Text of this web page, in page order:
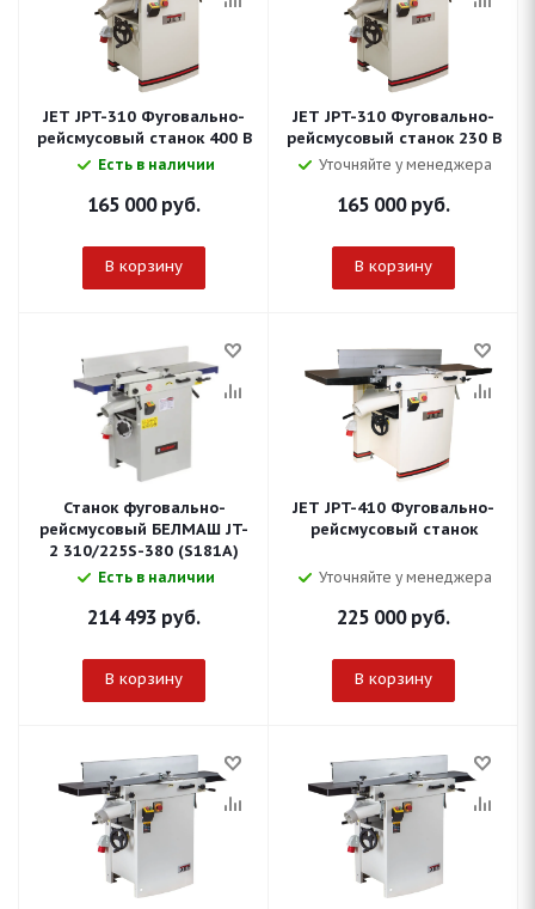
JET JPT-310 Фуговально-
рейсмусовый станок 400 В
Есть в наличии
165 000руб.
В корзину
JET JPT-310 Фуговально-
рейсмусовый станок 230 В
Уточняйте у менеджера
165 000руб.
В корзину
Станок фуговально-
рейсмусовый БЕЛМАШ JT-
2 310/225S-380 (S181A)
Есть в наличии
214 493 руб.
В корзину
JET JPT-410 Фуговально-
рейсмусовый станок
Уточняйте у менеджера
225 000руб.
В корзину